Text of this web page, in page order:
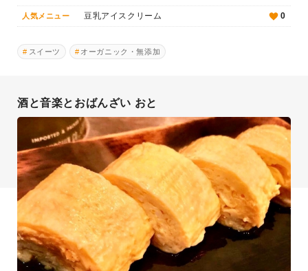
人気メニュー 豆乳アイスクリーム 0
スイーツ オーガニック・無添加
酒と音楽とおばんざい おと